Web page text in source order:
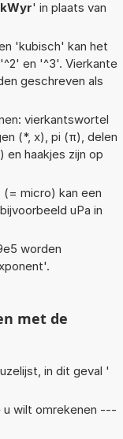
' in plaats van
'kubisch' kan het
en '^3'. Vierkante
geschreven als
vierkantswortel
(*, x), pi (π), delen
haakjes zijn op
micro) kan een
uPa in
worden
met de
in dit geval '
u wilt omrekenen ---